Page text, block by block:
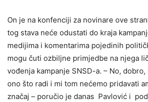
On je na konfenciji za novinare ove
tog stava neće odustati do kraja
medijima i komentarima pojedinih
mogu čuti ozbiljne primjedbe na njega
vođenja kampanje SNSD-a. – No, dobro,
ono što radi i mi tom nećemo pridavati
značaj – poručio je danas Pavlović i